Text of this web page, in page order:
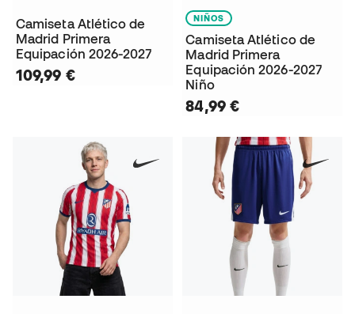
Camiseta Atlético de
Madrid Primera
Equipación 2026-2027
109,99 €
NIÑOS
Camiseta Atlético de
Madrid Primera
Equipación 2026-2027
Niño
84,99 €